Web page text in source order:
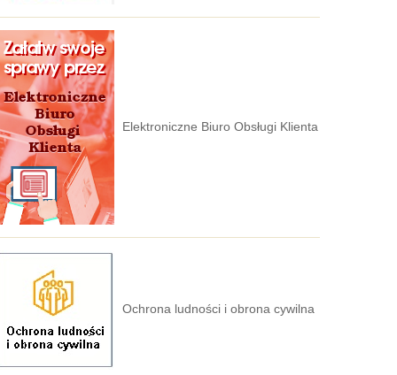
Elektroniczne Biuro Obsługi Klienta
Ochrona ludności i obrona cywilna